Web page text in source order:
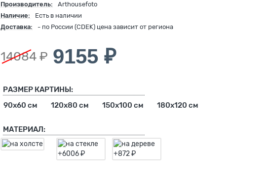
Производитель:
Arthousefoto
Наличие:
Есть в наличии
Доставка:
- по России (CDEK) цена зависит от региона
14084 ₽ 9155 ₽
РАЗМЕР КАРТИНЫ:
90х60 см
120х80 см 150х100 см 180х120 см
МАТЕРИАЛ: